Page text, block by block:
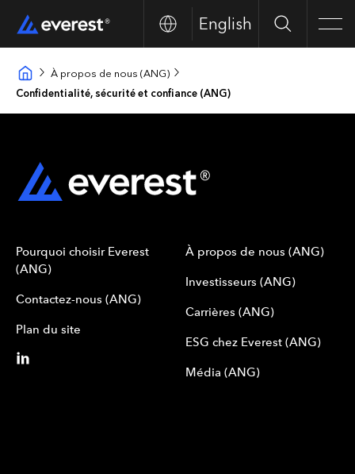
English Search
À propos de nous (ANG)
Confidentialité, sécurité et confiance (ANG)
Pourquoi choisir Everest
(ANG)
Contactez-nous (ANG)
Plan du site
À propos de nous (ANG)
Investisseurs (ANG)
Carrières (ANG)
ESG chez Everest (ANG)
Média (ANG)